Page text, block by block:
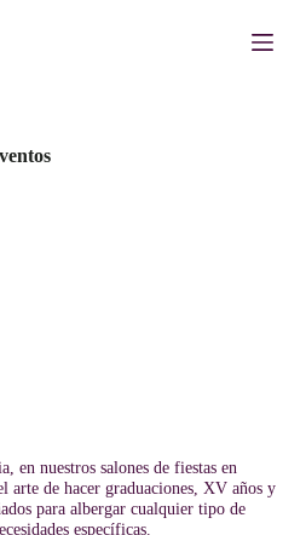
en nuestros salones de fiestas en
arte de hacer graduaciones, XV años y
para albergar cualquier tipo de
específicas.